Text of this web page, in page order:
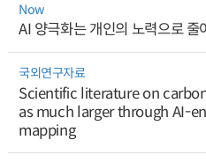
Now
AI 양극화는 개인의 노력으로 줄
국외연구자료
Scientific literature on
as much larger through AI-
mapping